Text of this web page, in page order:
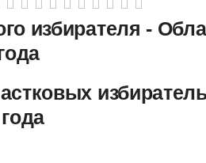
избирателя -